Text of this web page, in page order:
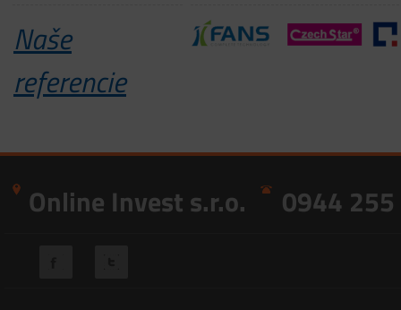
Naše
referencie
Online Invest s.r.o. 0944